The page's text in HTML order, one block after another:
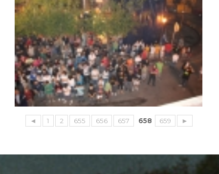
◄ 1 2 655 656 657 658 659 ►